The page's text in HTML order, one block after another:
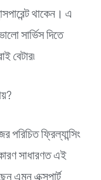
থাকেন। এ
সার্ভিস দিতে
বেটার৷
পরিচিত ফ্রিল্যান্সিং
সাধারণত এই
এমন এক্সপার্ট